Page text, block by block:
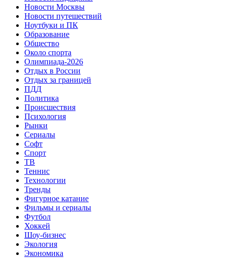
Новости Москвы
Новости путешествий
Ноутбуки и ПК
Образование
Общество
Около спорта
Олимпиада-2026
Отдых в России
Отдых за границей
ПДД
Политика
Происшествия
Психология
Рынки
Сериалы
Софт
Спорт
ТВ
Теннис
Технологии
Тренды
Фигурное катание
Фильмы и сериалы
Футбол
Хоккей
Шоу-бизнес
Экология
Экономика